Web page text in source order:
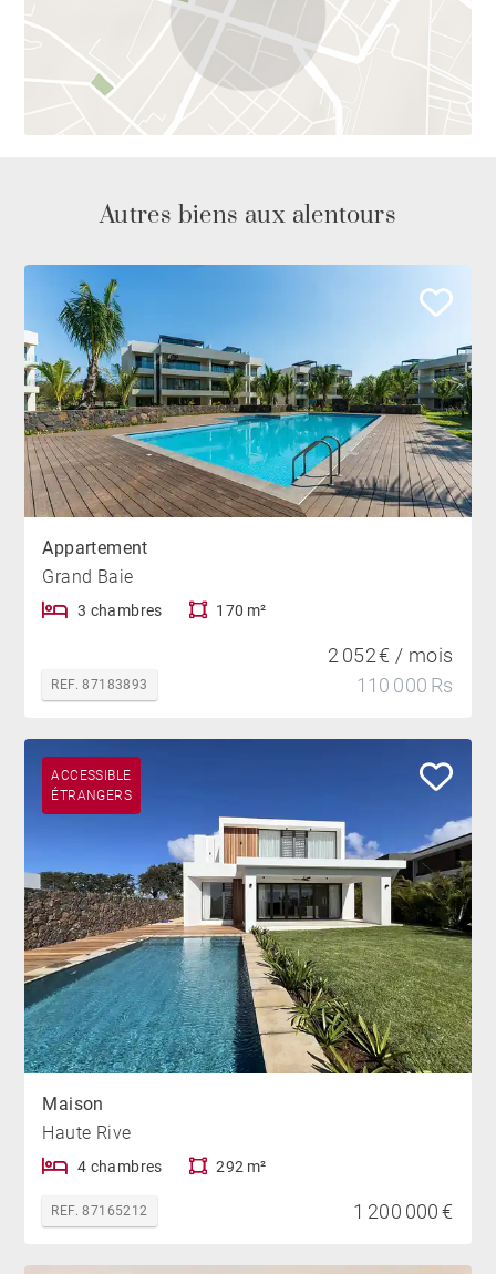
Autres biens aux alentours
Appartement
Grand Baie
3 chambres 170 m²
REF. 87183893
2 052 € / mois
110 000 Rs
ACCESSIBLE
ÉTRANGERS
Maison
Haute Rive
4 chambres 292 m²
REF. 87165212 1 200 000 €